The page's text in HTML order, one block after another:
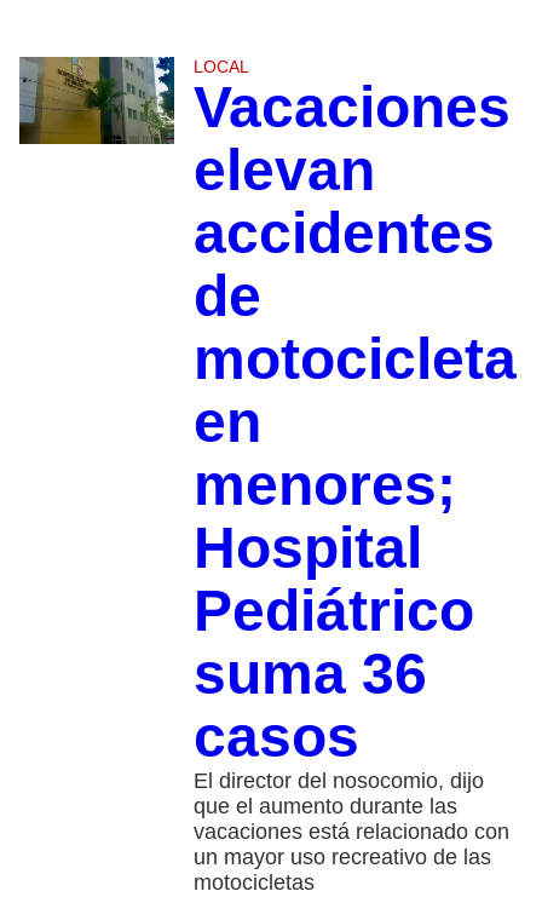
LOCAL
Vacaciones
elevan
accidentes
de
motocicleta
en
menores;
Hospital
Pediátrico
suma 36
casos
El director del nosocomio, dijo
que el aumento durante las
vacaciones está relacionado con
un mayor uso recreativo de las
motocicletas